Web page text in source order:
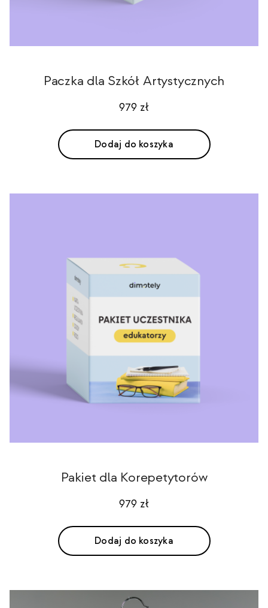
Paczka dla Szkół Artystycznych
979 zł
Dodaj do koszyka
Pakiet dla Korepetytorów
979 zł
Dodaj do koszyka